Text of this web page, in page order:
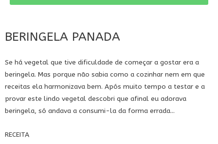
BERINGELA PANADA
Se há vegetal que tive dificuldade de começar a gostar era a
beringela. Mas porque não sabia como a cozinhar nem em que
receitas ela harmonizava bem. Após muito tempo a testar e a
provar este lindo vegetal descobri que afinal eu adorava
beringela, só andava a consumi-la da forma errada...
RECEITA